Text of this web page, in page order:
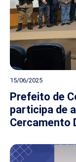
15/06/2025
Prefeito de
participa de
Cercamento